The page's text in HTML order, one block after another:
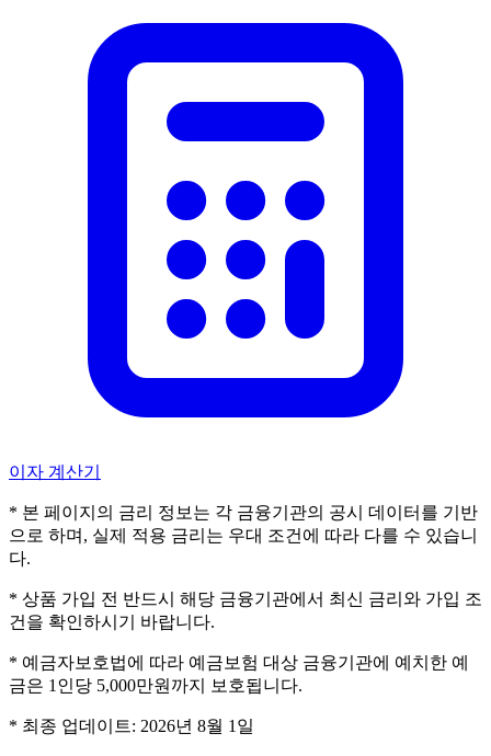
이자 계산기
* 본 페이지의 금리 정보는 각 금융기관의 공시 데이터를 기반
으로 하며, 실제 적용 금리는 우대 조건에 따라 다를 수 있습니
다.
* 상품 가입 전 반드시 해당 금융기관에서 최신 금리와 가입 조
건을 확인하시기 바랍니다.
* 예금자보호법에 따라 예금보험 대상 금융기관에 예치한 예
금은 1인당 5,000만원까지 보호됩니다.
* 최종 업데이트: 2026년 8월 1일